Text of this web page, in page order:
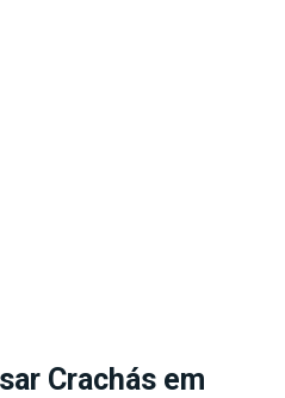
Crachás em